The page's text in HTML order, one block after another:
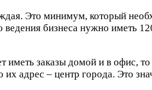
Это минимум, который
бизнеса нужно иметь
иметь заказы домой и в офис,
адрес – центр города. Это